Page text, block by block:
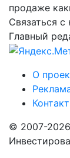
продаже
Связаться
Главный
О
© 2007-